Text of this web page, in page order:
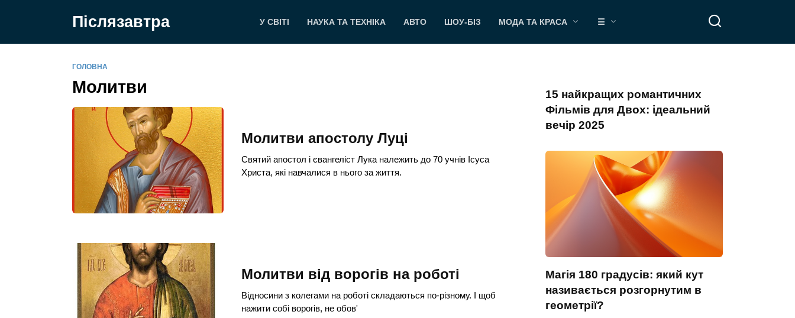
Післязавтра У СВІТІ НАУКА ТА ТЕХНІКА АВТО ШОУ-БІЗ МОДА ТА КРАСА ☰
ГОЛОВНА
Молитви
Молитви апостолу Луці
Святий апостол і євангеліст Лука належить до 70 учнів Ісуса
Христа, які навчалися в нього за життя.
Молитви від ворогів на роботі
Відносини з колегами на роботі складаються по-різному. І щоб
нажити собі ворогів, не обов'
15 найкращих романтичних
Фільмів для Двох: ідеальний
вечір 2025
Магія 180 градусів: який кут
називається розгорнутим в
геометрії?